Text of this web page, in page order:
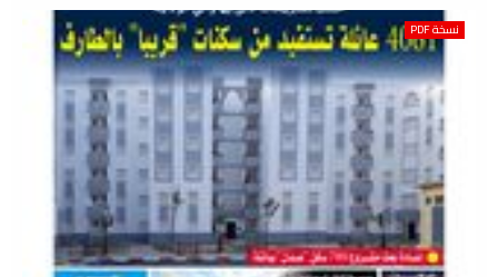
نسخة PDF